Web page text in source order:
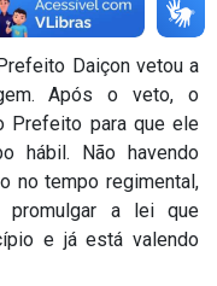
Daiçon vetou a
Após o veto, o
Prefeito para que ele
hábil. Não havendo
no tempo regimental,
promulgar a lei que
e já está valendo